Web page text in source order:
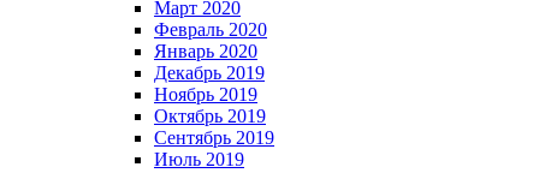
Март 2020
Февраль 2020
Январь 2020
Декабрь 2019
Ноябрь 2019
Октябрь 2019
Сентябрь 2019
Июль 2019